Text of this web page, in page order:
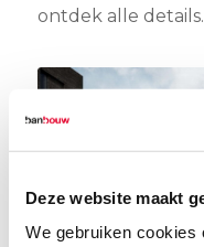
Deze website maakt
We gebruiken cookies
ontdek alle details.